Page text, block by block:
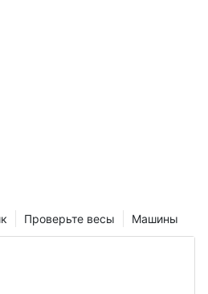
Машины
Проверьте весы